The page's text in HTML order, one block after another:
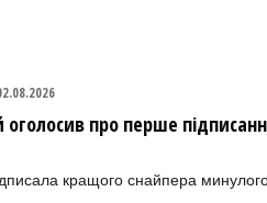
про перше
кращого снайпера